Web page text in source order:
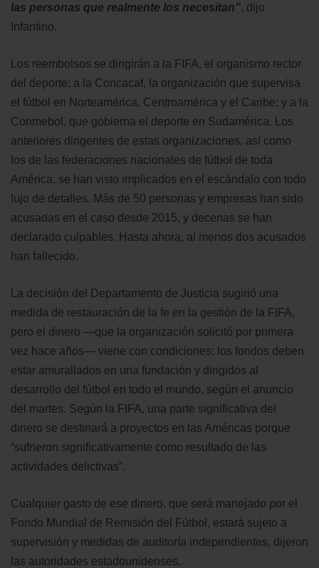
las personas que realmente los necesitan”, dijo
Infantino.
Los reembolsos se dirigirán a la FIFA, el organismo rector
del deporte; a la Concacaf, la organización que supervisa
el fútbol en Norteamérica, Centroamérica y el Caribe; y a la
Conmebol, que gobierna el deporte en Sudamérica. Los
anteriores dirigentes de estas organizaciones, así como
los de las federaciones nacionales de fútbol de toda
América, se han visto implicados en el escándalo con todo
lujo de detalles. Más de 50 personas y empresas han sido
acusadas en el caso desde 2015, y decenas se han
declarado culpables. Hasta ahora, al menos dos acusados
han fallecido.
La decisión del Departamento de Justicia sugirió una
medida de restauración de la fe en la gestión de la FIFA,
pero el dinero —que la organización solicitó por primera
vez hace años— viene con condiciones: los fondos deben
estar amurallados en una fundación y dirigidos al
desarrollo del fútbol en todo el mundo, según el anuncio
del martes. Según la FIFA, una parte significativa del
dinero se destinará a proyectos en las Américas porque
“sufrieron significativamente como resultado de las
actividades delictivas”.
Cualquier gasto de ese dinero, que será manejado por el
Fondo Mundial de Remisión del Fútbol, estará sujeto a
supervisión y medidas de auditoría independientes, dijeron
las autoridades estadounidenses.